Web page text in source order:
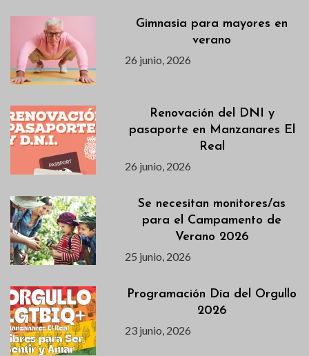
Gimnasia para mayores en
verano
26 junio, 2026
Renovación del DNI y
pasaporte en Manzanares El
Real
26 junio, 2026
Se necesitan monitores/as
para el Campamento de
Verano 2026
25 junio, 2026
Programación Día del Orgullo
2026
23 junio, 2026